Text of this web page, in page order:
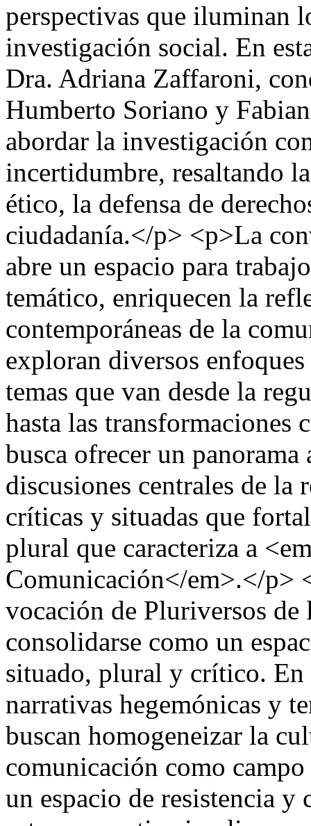
perspectivas que iluminan
investigación social. En
Dra. Adriana Zaffaroni,
Humberto Soriano y
abordar la investigación
incertidumbre, resaltando
ético, la defensa de
ciudadanía.</p> <p>La
abre un espacio para
temático, enriquecen la
contemporáneas de la
exploran diversos
temas que van desde la
hasta las transformaciones
busca ofrecer un
discusiones centrales de la
críticas y situadas que
plural que caracteriza a
Comunicación</em>.</p>
vocación de Pluriversos
consolidarse como un
situado, plural y crítico.
narrativas hegemónicas y
buscan homogeneizar la
comunicación como
un espacio de resistencia